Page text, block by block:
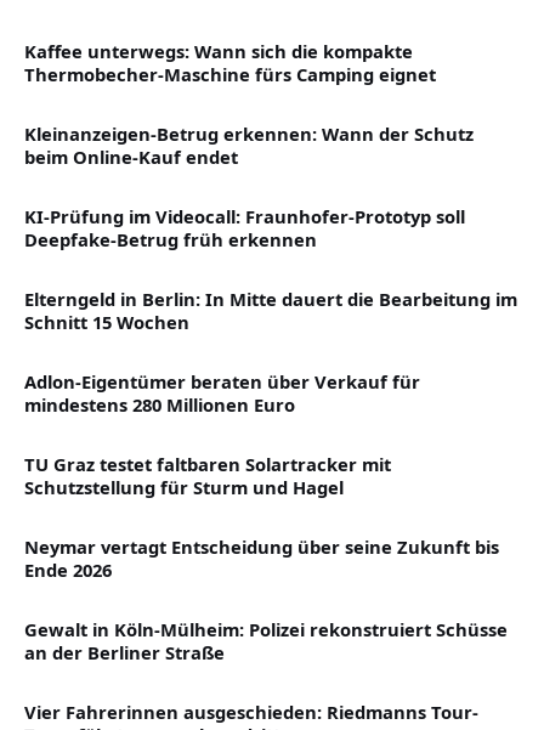
Kaffee unterwegs: Wann sich die kompakte
Thermobecher-Maschine fürs Camping eignet
Kleinanzeigen-Betrug erkennen: Wann der Schutz
beim Online-Kauf endet
KI-Prüfung im Videocall: Fraunhofer-Prototyp soll
Deepfake-Betrug früh erkennen
Elterngeld in Berlin: In Mitte dauert die Bearbeitung im
Schnitt 15 Wochen
Adlon-Eigentümer beraten über Verkauf für
mindestens 280 Millionen Euro
TU Graz testet faltbaren Solartracker mit
Schutzstellung für Sturm und Hagel
Neymar vertagt Entscheidung über seine Zukunft bis
Ende 2026
Gewalt in Köln-Mülheim: Polizei rekonstruiert Schüsse
an der Berliner Straße
Vier Fahrerinnen ausgeschieden: Riedmanns Tour-